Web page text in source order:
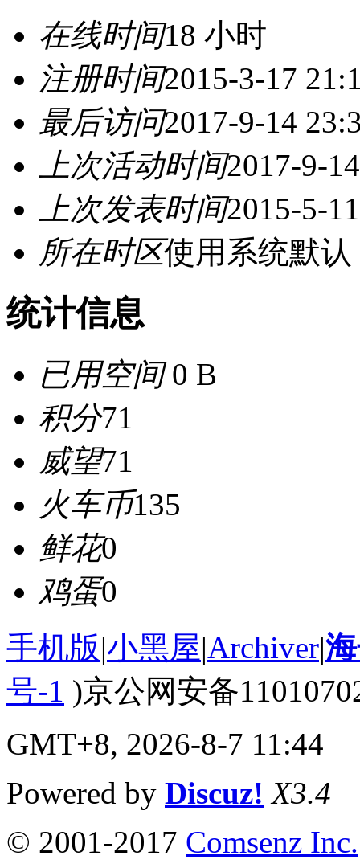
在线时间18 小时
注册时间2015-3-17
最后访问2017-9-14
上次活动时间2017-9-
上次发表时间2015-5-
所在时区使用系统默认
统计信息
已用空间0 B
积分71
威望71
火车币135
鲜花0
鸡蛋0
手机版|小黑屋|Archiver|
号-1 )京公网安备
GMT+8, 2026-8-7 11:44
Powered by Discuz! X3.4
© 2001-2017 Comsenz Inc.